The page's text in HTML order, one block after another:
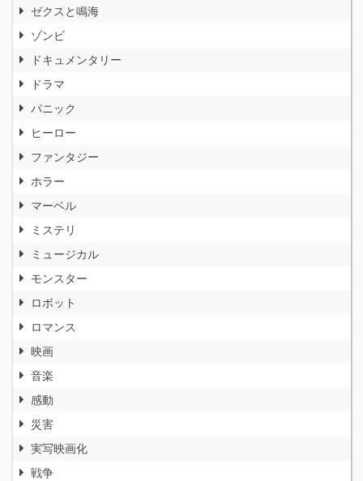
ゼクスと鳴海
ゾンビ
ドキュメンタリー
ドラマ
パニック
ヒーロー
ファンタジー
ホラー
マーベル
ミステリ
ミュージカル
モンスター
ロボット
ロマンス
映画
音楽
感動
災害
実写映画化
戦争